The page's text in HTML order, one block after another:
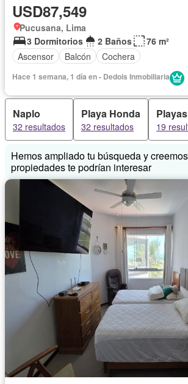
USD87,549
Pucusana, Lima
3 Dormitorios
2 Baños
76 m²
Ascensor
Balcón Cochera
Hace 1 semana, 1 día en - Dedois Inmobiliaria
Naplo
32 resultados
Playa Honda
32 resultados
Playas
19
Hemos ampliado tu búsqueda y
propiedades te podrían interesar